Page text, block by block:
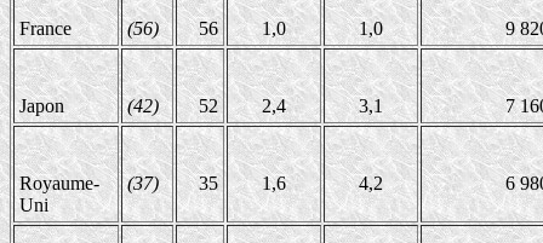
France (56) 56 1,0 1,0 9
Japon (42) 52 2,4 3,1 7
Royaume-
Uni
(37) 35 1,6 4,2 6